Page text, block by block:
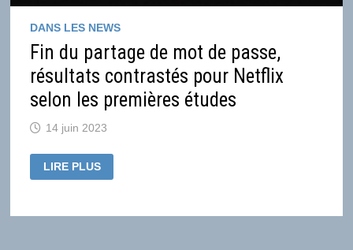
DANS LES NEWS
Fin du partage de mot de passe,
résultats contrastés pour Netflix
selon les premières études
14 juin 2023
FIN
DU
DE
LIRE PLUS